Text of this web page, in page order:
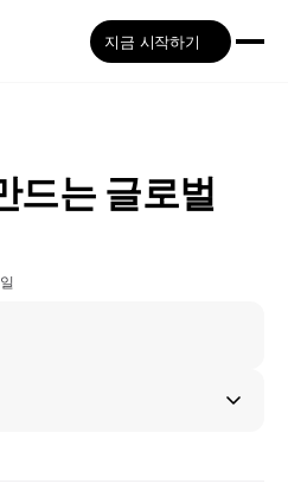
지금 시작하기
드는 글로벌